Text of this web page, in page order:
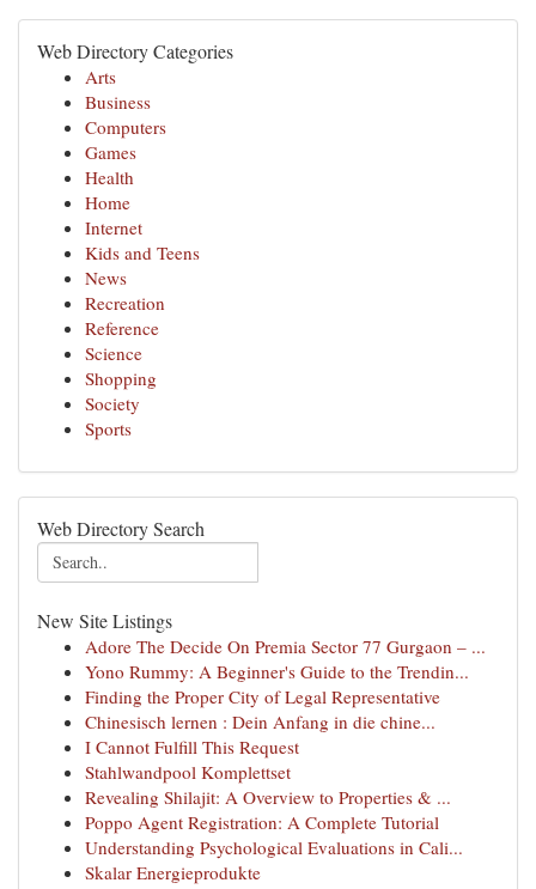
Web Directory Categories
Arts
Business
Computers
Games
Health
Home
Internet
Kids and Teens
News
Recreation
Reference
Science
Shopping
Society
Sports
Web Directory Search
New Site Listings
Adore The Decide On Premia Sector 77 Gurgaon – ...
Yono Rummy: A Beginner's Guide to the Trendin...
Finding the Proper City of Legal Representative
Chinesisch lernen : Dein Anfang in die chine...
I Cannot Fulfill This Request
Stahlwandpool Komplettset
Revealing Shilajit: A Overview to Properties & ...
Poppo Agent Registration: A Complete Tutorial
Understanding Psychological Evaluations in Cali...
Skalar Energieprodukte